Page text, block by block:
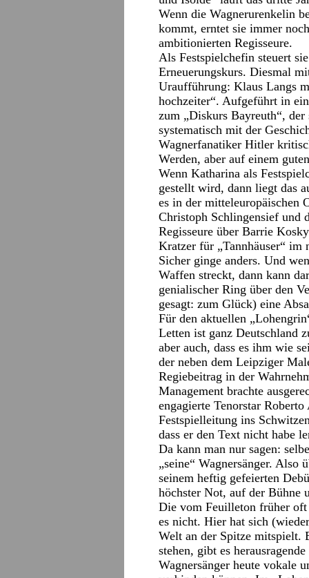
Wenn die Wagnerurenkelin
kommt, erntet sie immer
ambitionierten Regisseure.
Als Festspielchefin steuert
Erneuerungskurs. Diesmal
Uraufführung: Klaus Langs
hochzeiter“. Aufgeführt in
zum „Diskurs Bayreuth“,
systematisch mit der
Wagnerfanatiker Hitler
Werden, aber auf einem
Wenn Katharina als
gestellt wird, dann liegt das
es in der mitteleuropäischen
Christoph Schlingensief und
Regisseure über Barrie
Kratzer für „Tannhäuser“ im
Sicher ginge anders. Und
Waffen streckt, dann kann
genialischer Ring über den
gesagt: zum Glück) eine
Für den aktuellen
Letten ist ganz Deutschland
aber auch, dass es ihm wie
der neben dem Leipziger
Regiebeitrag in der
Management brachte
engagierte Tenorstar
Festspielleitung ins
dass er den Text nicht habe
Da kann man nur sagen:
„seine“ Wagnersänger. Also
seinem heftig gefeierten
höchster Not, auf der Bühne
Die vom Feuilleton früher oft
es nicht. Hier hat sich
Welt an der Spitze mitspielt.
stehen, gibt es
Wagnersänger heute vokale